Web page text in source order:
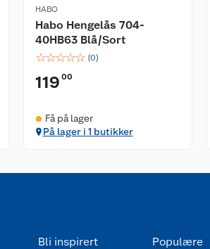
HABO
Habo Hengelås 704-
40HB63 Blå/Sort
☆☆☆☆☆ (0)
119 00
Få på lager
På lager i 1 butikker
Bli inspirert
Populære